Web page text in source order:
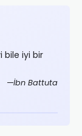
bile iyi bir
İbn Battuta